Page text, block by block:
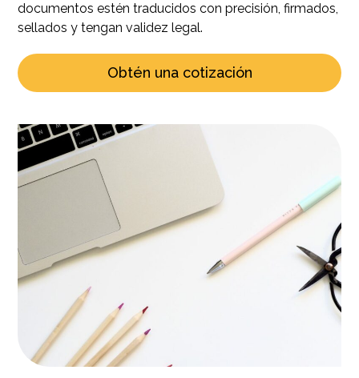
documentos estén traducidos con precisión, firmados,
sellados y tengan validez legal.
Obtén una cotización